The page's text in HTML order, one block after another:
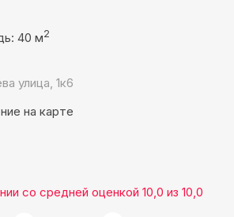
40 м2
улица, 1к6
на карте
со средней оценкой 10,0 из 10,0